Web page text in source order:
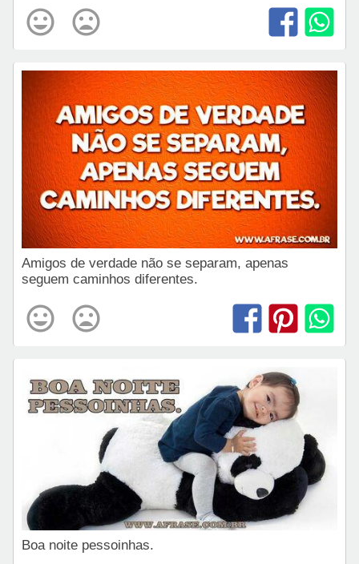
Amigos de verdade não se separam, apenas
seguem caminhos diferentes.
Boa noite pessoinhas.